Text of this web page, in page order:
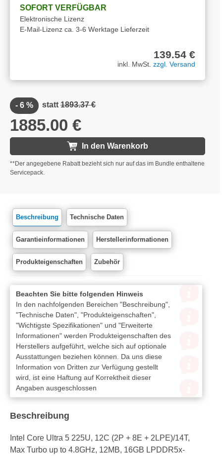
SOFORT VERFÜGBAR
Elektronische Lizenz
E-Mail-Lizenz ca. 3-6 Werktage Lieferzeit
139.54 €
inkl. MwSt. zzgl. Versand
- 6 %
statt 1893.37 €
1885.00 €
In den Warenkorb
**Der angegebene Rabatt bezieht sich nur auf das im Bundle enthaltene
Servicepack.
Beschreibung Technische Daten
Garantieinformationen Herstellerinformationen
Produkteigenschaften Zubehör
Beachten Sie bitte folgenden Hinweis
In den nachfolgenden Bereichen "Beschreibung",
"Technische Daten", "Produkteigenschaften",
"Wichtigste Spezifikationen" und "Erweiterte
Informationen" werden Produkteigenschaften des
Herstellers aufgeführt, welche sich auf optionale
Ausstattungen beziehen können. Da uns diese
Information von Dritten zur Verfügung gestellt
wird, ist eine Haftung auf Korrektheit dieser
Angaben ausgeschlossen
Beschreibung
Intel Core Ultra 5 225U, 12C (2P + 8E + 2LPE)/14T,
Max Turbo up to 4.8GHz, 12MB, 16GB LPDDR5x-